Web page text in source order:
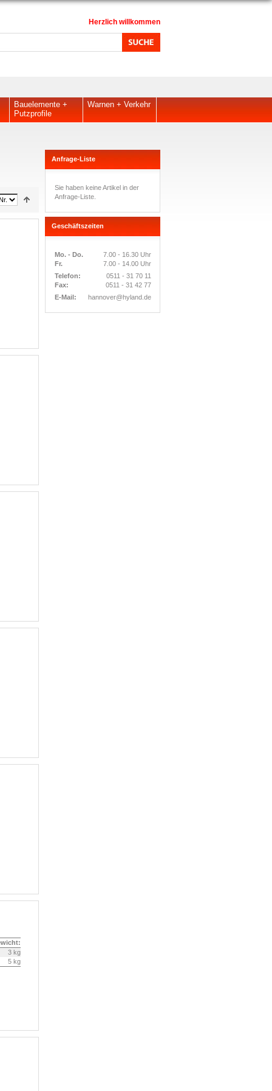
Herzlich willkommen
Bauelemente +
Putzprofile
Warnen + Verkehr
3 kg
5 kg
Anfrage-Liste
Sie haben keine Artikel in der
Anfrage-Liste.
Geschäftszeiten
Mo. - Do.
7.00 - 16.30 Uhr
Fr.
7.00 - 14.00 Uhr
Telefon:
0511 - 31 70 11
Fax:
0511 - 31 42 77
E-Mail:
hannover@hyland.de